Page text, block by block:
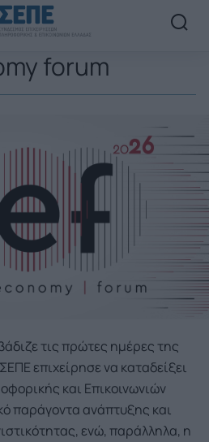
forum
τις πρώτες ημέρες της
επιχείρησε να καταδείξει
και Επικοινωνιών
παράγοντα ανάπτυξης και
ενώ, παράλληλα, η